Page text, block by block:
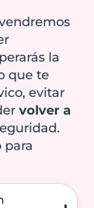
una cita
la
que te
evitar
volver a
para